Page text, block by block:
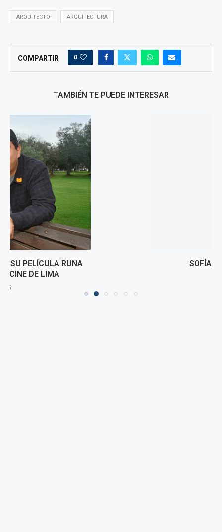
ARQUITECTO ARQUITECTURA
COMPARTIR 0
TAMBIÉN TE PUEDE INTERESAR
SOFÍA FRANCO SALE A LA PLAZA